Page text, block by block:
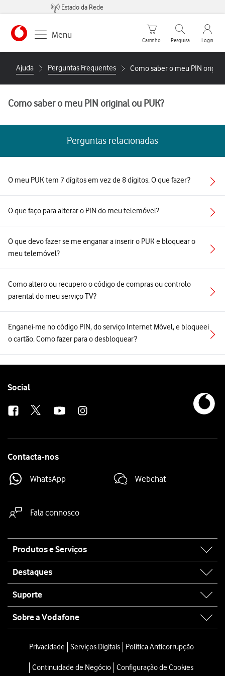
Estado da Rede
https://www.vodafone.pt
Menu
Carrinho de compras
Carrinho
Pesquisar
Pesquisa
My
Login
Ajuda Perguntas Frequentes Como saber o meu PIN
Como saber o meu PIN original ou PUK?
Perguntas relacionadas
O meu PUK tem 7 dígitos em vez de 8 dígitos. O que fazer?
O que faço para alterar o PIN do meu telemóvel?
O que devo fazer se me enganar a inserir o PUK e bloquear o
meu telemóvel?
Como altero ou recupero o código de compras ou controlo
parental do meu serviço TV?
Enganei-me no código PIN, do serviço Internet Móvel, e bloqueei
o cartão. Como fazer para o desbloquear?
Follow
Social
Contacta-nos
WhatsApp Webchat
Fala connosco
map
Produtos e Serviços
Destaques
Suporte
Sobre a Vodafone
Privacidade Serviços Digitais Política Anticorrupção
Continuidade de Negócio Configuração de Cookies